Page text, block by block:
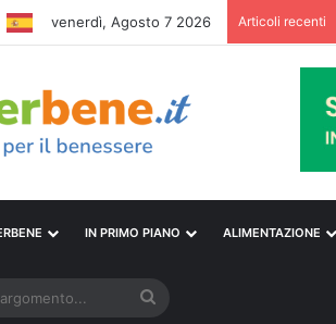
venerdì, Agosto 7 2026 Articoli recenti
IN PRIMO PIANO ALIMENTAZIONE